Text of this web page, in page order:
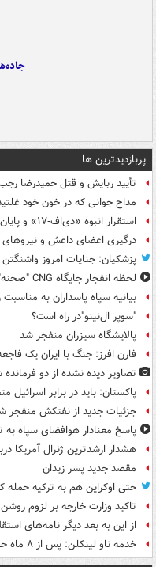
پربازدیدترین ها
تأیید ربایش و قتل حمیدرضا
مداح جوانی که در خون خود
استقرار انبوه «دی‌اف‑۱۷» و پایان عصر پدافند آمریکا +عکس
درگیری اعضای داعش و نیروهای
پزشکیان: جنایات امروز
لحظه انفجار جایگاه CNG "صحنه" در دوربین مداربسته
بیانیه سپاه پاسداران به مناسبت
"سوپر ال‌نینو"در راه است؟
پالایشگاه سیزران منفجر شد
فارن افرز: جنگ با ایران یک
تصاویر دیده‌ نشده از دو
پاکستان: باید در برابر اسرائیل
جزئیات جدید از نفتکش منفجر
پاسخ معنادار هوافضای سپاه به
هشدار ارشدترین ژنرال آمریکا
مقصد جدید پسر زیدان
حتی اوکراین هم به ترکیه حمله
تاکید وزارت خارجه بر لزوم
از این به بعد دیگر نامه‌های
خدمه ناو لینکلن: پس از ۸ ماه حضور در دریا خسته و درمانده‌ شدیم